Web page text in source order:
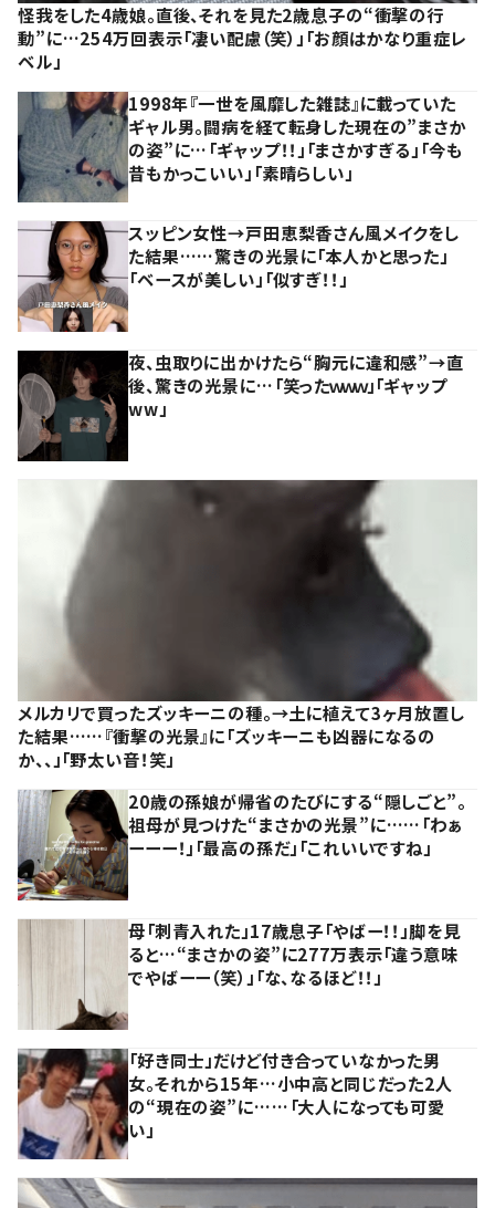
怪我をした4歳娘。直後、それを見た2歳息子の“衝撃の行
動”に…254万回表示「凄い配慮（笑）」「お顔はかなり重症レ
ベル」
1998年『一世を風靡した雑誌』に載っていた
ギャル男。闘病を経て転身した現在の”まさか
の姿”に…「ギャップ！！」「まさかすぎる」「今も
昔もかっこいい」「素晴らしい」
スッピン女性→戸田恵梨香さん風メイクをし
た結果……驚きの光景に「本人かと思った」
「ベースが美しい」「似すぎ！！」
夜、虫取りに出かけたら“胸元に違和感”→直
後、驚きの光景に…「笑ったｗｗｗ」「ギャップ
ww」
メルカリで買ったズッキーニの種。→土に植えて3ヶ月放置し
た結果……『衝撃の光景』に「ズッキーニも凶器になるの
か、、」「野太い音！笑」
20歳の孫娘が帰省のたびにする“隠しごと”。
祖母が見つけた“まさかの光景”に……「わぁ
ーーー！」「最高の孫だ」「これいいですね」
母「刺青入れた」17歳息子「やばー！！」脚を見
ると…“まさかの姿”に277万表示「違う意味
でやばーー（笑）」「な、なるほど！！」
「好き同士」だけど付き合っていなかった男
女。それから15年…小中高と同じだった2人
の“現在の姿”に……「大人になっても可愛
い」